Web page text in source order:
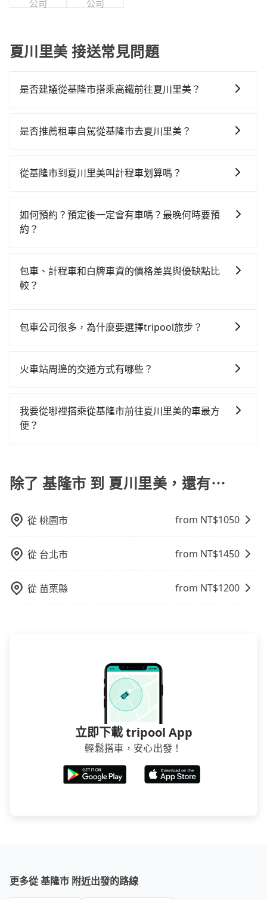
公司
公司
夏川里美 接送常見問題
是否建議從基隆市搭乘高鐵前往夏川里美？
時、轉車麻煩！從最早06:15一直到22:50，南港-新竹一
約35分鐘。抵達高鐵站後，步行進站、現場購票並於月
再用5分鐘出站、等待車站前排班的計程車，搭上小黃後
約花30分鐘、車費400元後，抵達夏川里美 (新竹市東區)
用tripool並到府專車接送，則每人平均花費約580元，
費時1小時17分鐘。選擇搭乘高鐵而不預約包車，不僅每
有兩位乘車，也可參考tripool的拼車共乘服務，最多可
是否推薦租車自駕從基隆市去夏川里美？
時不需要閉目養神（因為要自己開車），在北北基桃竹
同）承租小轎車，每公里再額外加收$3.2，從基隆市
（中正區）到夏川里美的花費預估為$700~900，雖已將
iRent只提供最基本的車型，如Toyota Yaris、Prius C、
Vios這類乘坐體驗較差的車款，如果人數超過四位，更
客遺留的垃圾或者撞凹的車門仍未被修理，每一次租車
時卻偏偏找不到停車位，對於急著用車或者要載其他乘
停靠的地點與你的上下車地點仍有段距離，在遇到下雨
天或者載行李時，就顯得非常不便。
從基隆市到夏川里美叫計程車划算嗎？
灣大車隊、Uber和Yoxi，如果在路邊攔不到車，也可考
慮打電話至附近的計程車隊，如正德交通、聯興計程
$1,400。綜合以上，無論在價格或服務品質上，tripool
都是你從基隆市到夏川里美的最佳選擇。
如何預約？預定後一定會有車嗎？最晚何時要預
約？
接線上輸入上下車地點或地址，三秒內即可查到真實價
格，照著步驟填寫完乘客資料與線上刷卡，訂單即成
詳細資料，將於乘車前一晚八點透過SMS和EMAIL提
需要，前一天傍晚五點前仍會收單，最遲如當天下午過
包車、計程車和白牌車資的價格差異與優缺點比
較？
包車：優點是搭乘舒適可以根據自己的需求安排時間和
車：優點是24小時隨叫隨到，價格按錶計費，但若遇交
性和服務質量無法保障，需要自行承擔風險，遇到狀況
事後也無法申訴退費。
包車公司很多，為什麼要選擇tripool旅步？
以依照您行程人數的需求進行選擇。此外，為確保您的
無隱藏費用，且還提供優於其他業者更彈性的取消政
策，讓您在規劃行程時能更無後顧之憂。無論您是要前
火車站周邊的交通方式有哪些？
方式： 公車或客運：乘坐公車或客運到達或離開火車
站，相對便宜經濟。 計程車：乘坐計程車到達或離開火
我要從哪裡搭乘從基隆市前往夏川里美的車最方
便？
得到，我們就保證發車。直接在官網上輸入住家地址、
辦公大樓、飯店民宿、各地車站、機場航廈、甚至風景
除了 基隆市 到 夏川里美，還有⋯
從桃園市 from NT$1050
從 台北市 from NT$1450
從 苗栗縣 from NT$1200
立即下載 tripool App
輕鬆搭車，安心出發！
更多從 基隆市 附近出發的路線